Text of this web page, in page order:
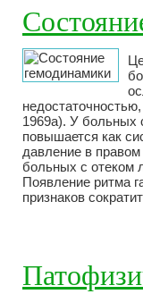
1969а). У больных
повышается как
давление в правом
больных с отеком
Появление ритма
признаков